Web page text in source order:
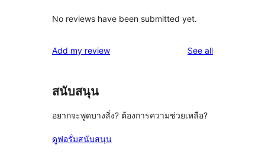
No reviews have been submitted yet.
Add my review See allreviews
สนับสนุน
อยากจะพูดบางสิ่ง? ต้องการความช่วยเหลือ?
ดูฟอรั่มสนับสนุน